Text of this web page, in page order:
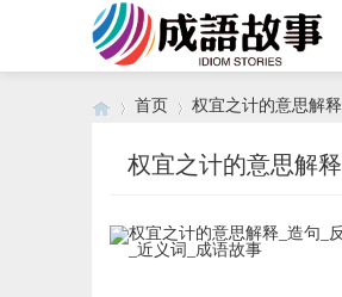
首页 权宜之计的意思解释
权宜之计的意思解释